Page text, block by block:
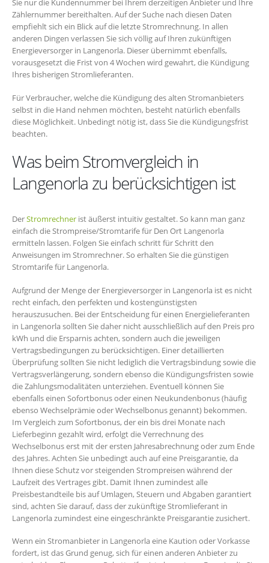
Sie nur die Kundennummer bei Ihrem derzeitigen Anbieter und Ihre
Zählernummer bereithalten. Auf der Suche nach diesen Daten
empfiehlt sich ein Blick auf die letzte Stromrechnung. In allen
anderen Dingen verlassen Sie sich völlig auf Ihren zukünftigen
Energieversorger in Langenorla. Dieser übernimmt ebenfalls,
vorausgesetzt die Frist von 4 Wochen wird gewahrt, die Kündigung
Ihres bisherigen Stromlieferanten.
Für Verbraucher, welche die Kündigung des alten Stromanbieters
selbst in die Hand nehmen möchten, besteht natürlich ebenfalls
diese Möglichkeit. Unbedingt nötig ist, dass Sie die Kündigungsfrist
beachten.
Was beim Stromvergleich in
Langenorla zu berücksichtigen ist
DerStromrechner ist äußerst intuitiv gestaltet. So kann man ganz
einfach die Strompreise/Stromtarife für Den Ort Langenorla
ermitteln lassen. Folgen Sie einfach schritt für Schritt den
Anweisungen im Stromrechner. So erhalten Sie die günstigen
Stromtarife für Langenorla.
Aufgrund der Menge der Energieversorger in Langenorla ist es nicht
recht einfach, den perfekten und kostengünstigsten
herauszusuchen. Bei der Entscheidung für einen Energielieferanten
in Langenorla sollten Sie daher nicht ausschließlich auf den Preis pro
kWh und die Ersparnis achten, sondern auch die jeweiligen
Vertragsbedingungen zu berücksichtigen. Einer detaillierten
Überprüfung sollten Sie nicht lediglich die Vertragsbindung sowie die
Vertragsverlängerung, sondern ebenso die Kündigungsfristen sowie
die Zahlungsmodalitäten unterziehen. Eventuell können Sie
ebenfalls einen Sofortbonus oder einen Neukundenbonus (häufig
ebenso Wechselprämie oder Wechselbonus genannt) bekommen.
Im Vergleich zum Sofortbonus, der ein bis drei Monate nach
Lieferbeginn gezahlt wird, erfolgt die Verrechnung des
Wechselbonus erst mit der ersten Jahresabrechnung oder zum Ende
des Jahres. Achten Sie unbedingt auch auf eine Preisgarantie, da
Ihnen diese Schutz vor steigenden Strompreisen während der
Laufzeit des Vertrages gibt. Damit Ihnen zumindest alle
Preisbestandteile bis auf Umlagen, Steuern und Abgaben garantiert
sind, achten Sie darauf, dass der zukünftige Stromlieferant in
Langenorla zumindest eine eingeschränkte Preisgarantie zusichert.
Wenn ein Stromanbieter in Langenorla eine Kaution oder Vorkasse
fordert, ist das Grund genug, sich für einen anderen Anbieter zu